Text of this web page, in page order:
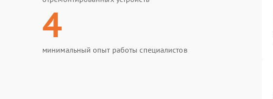
4
минимальный опыт работы специалистов